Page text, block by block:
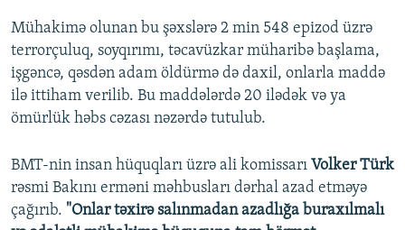
Mühakimə olunan bu şəxslərə 2 min 548 epizod üzrə
terrorçuluq, soyqırımı, təcavüzkar müharibə başlama,
işgəncə, qəsdən adam öldürmə də daxil, onlarla maddə
ilə ittiham verilib. Bu maddələrdə 20 ilədək və ya
ömürlük həbs cəzası nəzərdə tutulub.
BMT-nin insan hüquqları üzrə ali komissarı Volker Türk
rəsmi Bakını erməni məhbusları dərhal azad etməyə
çağırıb. "Onlar təxirə salınmadan azadlığa buraxılmalı